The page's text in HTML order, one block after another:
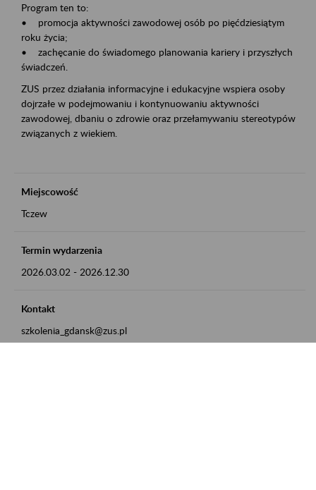
Program ten to:
• promocja aktywności zawodowej osób po pięćdziesiątym
roku życia;
• zachęcanie do świadomego planowania kariery i przyszłych
świadczeń.
ZUS przez działania informacyjne i edukacyjne wspiera osoby
dojrzałe w podejmowaniu i kontynuowaniu aktywności
zawodowej, dbaniu o zdrowie oraz przełamywaniu stereotypów
związanych z wiekiem.
Miejscowość
Tczew
Termin wydarzenia
2026.03.02 - 2026.12.30
Kontakt
szkolenia_gdansk@zus.pl